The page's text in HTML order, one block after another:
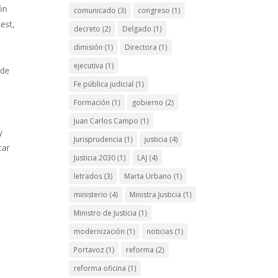
comunicado (3) congreso (1)
decreto (2) Delgado (1)
dimisión (1) Directora (1)
ejecutiva (1)
Fe pública judicial (1)
Formación (1) gobierno (2)
Juan Carlos Campo (1)
Jurisprudencia (1) justicia (4)
Justicia 2030 (1) LAJ (4)
letrados (3) Marta Urbano (1)
ministerio (4) Ministra Justicia (1)
Ministro de Justicia (1)
modernización (1) noticias (1)
Portavoz (1) reforma (2)
reforma oficina (1)